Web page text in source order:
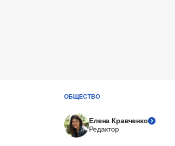
ОБЩЕСТВО
Елена Кравченко
Редактор